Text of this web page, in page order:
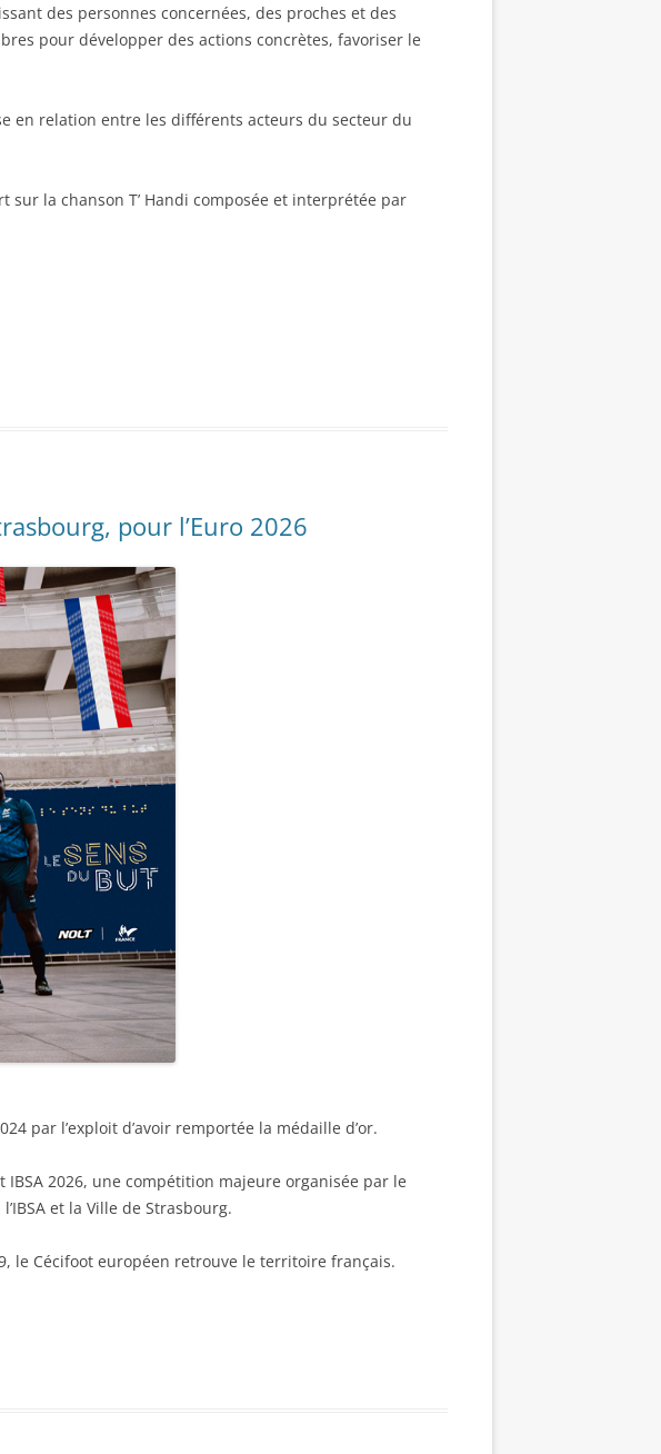
des personnes concernées, des proches et des
pour développer des actions concrètes, favoriser le
en relation entre les différents acteurs du secteur du
la chanson T’ Handi composée et interprétée par
pour l’Euro 2026
par l’exploit d’avoir remportée la médaille d’or.
IBSA 2026, une compétition majeure organisée par le
et la Ville de Strasbourg.
le Cécifoot européen retrouve le territoire français.